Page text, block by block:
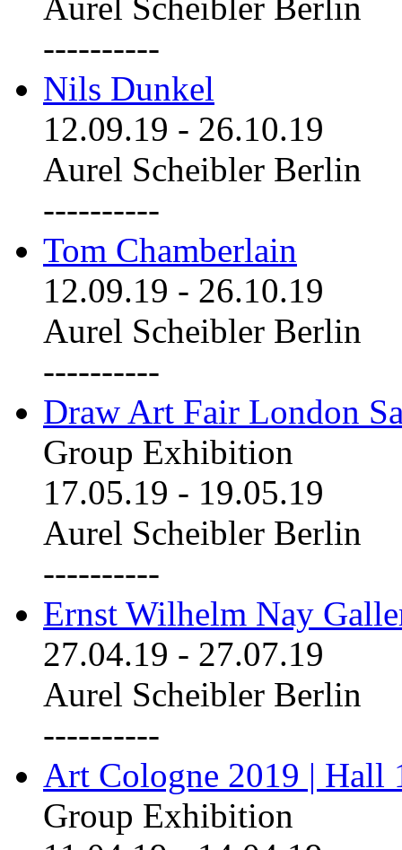
----------
Nils Dunkel
12.09.19 - 26.10.19
Aurel Scheibler Berlin
----------
Tom Chamberlain
12.09.19 - 26.10.19
Aurel Scheibler Berlin
----------
Draw Art Fair London
Group Exhibition
17.05.19 - 19.05.19
Aurel Scheibler Berlin
----------
Ernst Wilhelm Nay
27.04.19 - 27.07.19
Aurel Scheibler Berlin
----------
Art Cologne 2019 | Hall
Group Exhibition